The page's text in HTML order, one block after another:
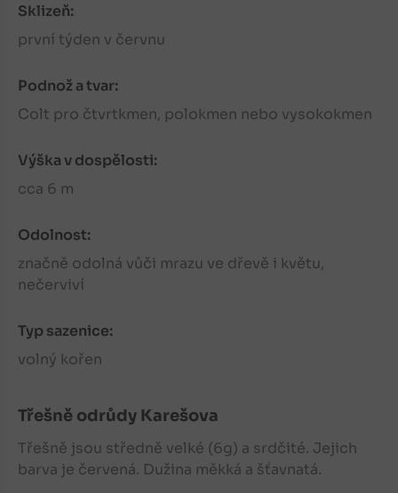
Sklizeň:
první týden v červnu
Podnož a tvar:
Colt pro čtvrtkmen, polokmen nebo vysokokmen
Výška v dospělosti:
cca 6 m
Odolnost:
značně odolná vůči mrazu ve dřevě i květu,
nečerviví
Typ sazenice:
volný kořen
Třešně odrůdy Karešova
Třešně jsou středně velké (6g) a srdčité. Jejich
barva je červená. Dužina měkká a šťavnatá.